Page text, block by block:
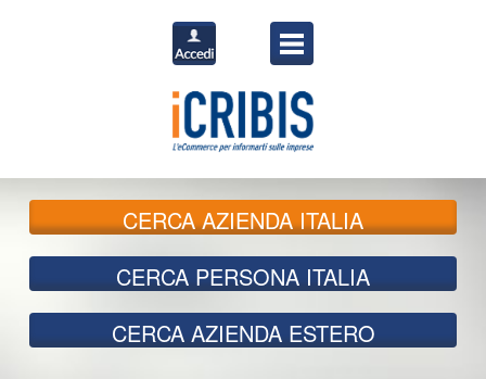
CERCAAZIENDA ITALIA
CERCA PERSONA ITALIA
CERCA AZIENDA ESTERO